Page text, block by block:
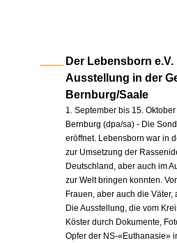
Der Lebensborn e.V.
Ausstellung in der
Bernburg/Saale
1. September bis 15. Oktober
Bernburg (dpa/sa) - Die
eröffnet. Lebensborn war in
zur Umsetzung der
Deutschland, aber auch im
zur Welt bringen konnten.
Frauen, aber auch die
Die Ausstellung, die vom
Köster durch Dokumente,
Opfer der NS-«Euthanasie»